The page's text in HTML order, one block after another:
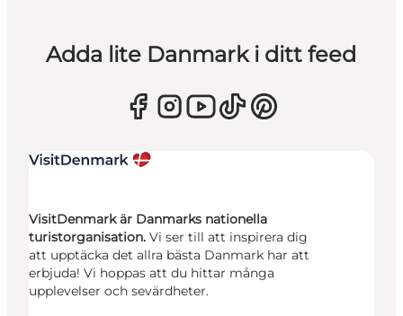
Adda lite Danmark i ditt feed
VisitDenmark är Danmarks nationella
turistorganisation. Vi ser till att inspirera dig
att upptäcka det allra bästa Danmark har att
erbjuda! Vi hoppas att du hittar många
upplevelser och sevärdheter.